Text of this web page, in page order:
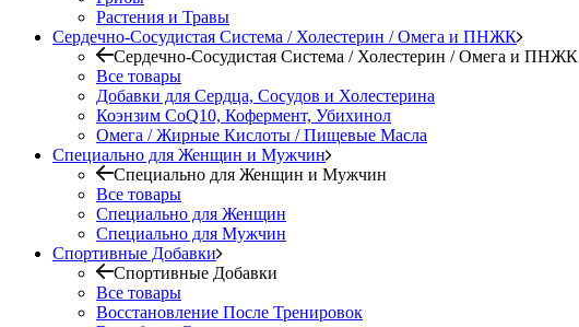
Растения и Травы
Сердечно-Сосудистая Система / Холестерин / Омега и ПНЖК
Сердечно-Сосудистая Система / Холестерин / Омега и ПНЖК
Все товары
Добавки для Сердца, Сосудов и Холестерина
Коэнзим CoQ10, Кофермент, Убихинол
Омега / Жирные Кислоты / Пищевые Масла
Специально для Женщин и Мужчин
Специально для Женщин и Мужчин
Все товары
Специально для Женщин
Специально для Мужчин
Спортивные Добавки
Спортивные Добавки
Все товары
Восстановление После Тренировок